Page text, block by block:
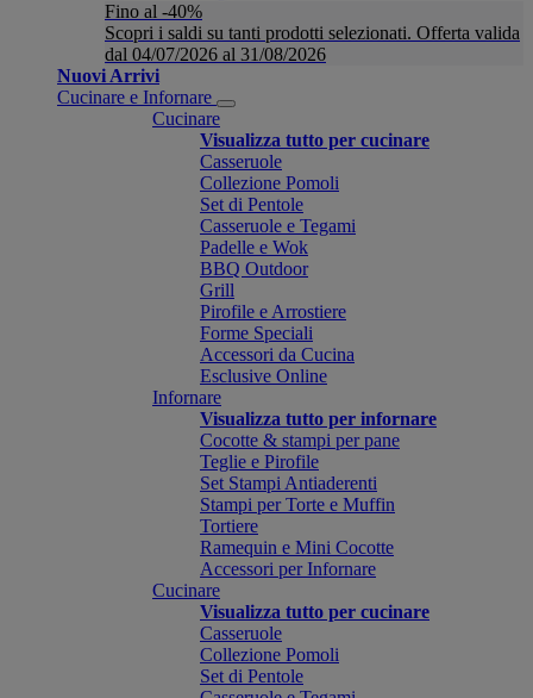
Fino al -40%
Scopri i saldi su tanti prodotti selezionati. Offerta valida
dal 04/07/2026 al 31/08/2026
Nuovi Arrivi
Cucinare e Infornare
Cucinare
Visualizza tutto per cucinare
Casseruole
Collezione Pomoli
Set di Pentole
Casseruole e Tegami
Padelle e Wok
BBQ Outdoor
Grill
Pirofile e Arrostiere
Forme Speciali
Accessori da Cucina
Esclusive Online
Infornare
Visualizza tutto per infornare
Cocotte & stampi per pane
Teglie e Pirofile
Set Stampi Antiaderenti
Stampi per Torte e Muffin
Tortiere
Ramequin e Mini Cocotte
Accessori per Infornare
Cucinare
Visualizza tutto per cucinare
Casseruole
Collezione Pomoli
Set di Pentole